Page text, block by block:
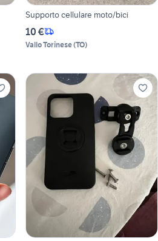
Supporto cellulare moto/bici
10 €
Vallo Torinese(TO)